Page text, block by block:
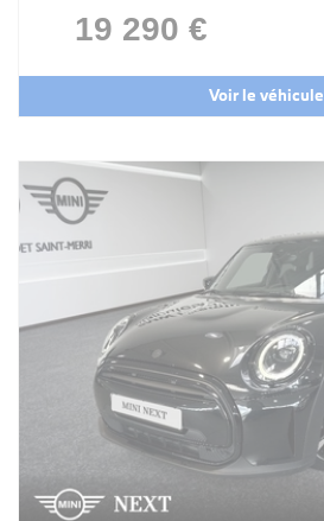
19 290 €
Voir le véhicule